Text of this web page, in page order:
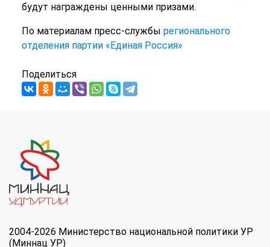
будут награждены ценными призами.
По материалам пресс-службы регионального
отделения партии «Единая Россия»
Поделиться
2004-2026 Министерство национальной политики УР
(Миннац УР)